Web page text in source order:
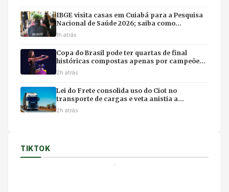
IBGE visita casas em Cuiabá para a Pesquisa
Nacional de Saúde 2026; saiba como
identificar entrevistadores
1h atrás
Copa do Brasil pode ter quartas de final
históricas compostas apenas por campeões
do torneio
2h atrás
Lei do Frete consolida uso do Ciot no
transporte de cargas e veta anistia a
manifestantes em rodovias
2h atrás
TIKTOK